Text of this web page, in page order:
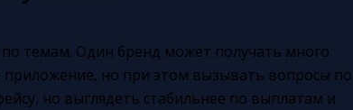
темам. Один бренд может получать много
но при этом вызывать вопросы по
но выглядеть стабильнее по выплатам и